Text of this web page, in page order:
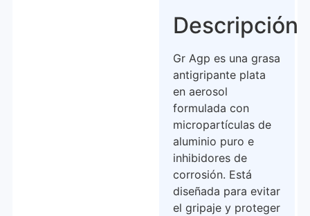
Descripción
Gr Agp es una grasa
antigripante plata
en aerosol
formulada con
micropartículas de
aluminio puro e
inhibidores de
corrosión. Está
diseñada para evitar
el gripaje y proteger